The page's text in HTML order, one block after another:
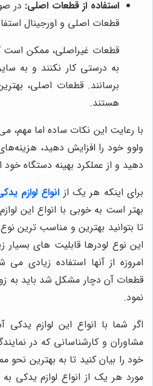
استفاده از قطعات اصلی: در
قطعات اصلی و اورجینال
قطعات غیراصلی، ممکن است
به درستی کار نکنند و به
برسانند. قطعات اصلی،
هستند.
با رعایت این نکات ساده اما مهم،
ولوو خود را افزایش دهید،
دهید و از عملکرد بهینه دستگاه
برای اینکه هر یک از انواع لوازم
بهتر است به خوبی با انواع این
تا بتوانید بهترین و مناسب ترین
این نوع لودرها قابلیت های بسیار
امروزه از آنها استفاده زیادی می
قطعات آن دچار مشکل شد باید به
نمود.
اگر شما با انواع این لوازم یدکی
مشاوران و کارشناسانی که در
خود را بیان کنید تا به بهترین نحو
مورد هر یک از انواع لوازم یدکی